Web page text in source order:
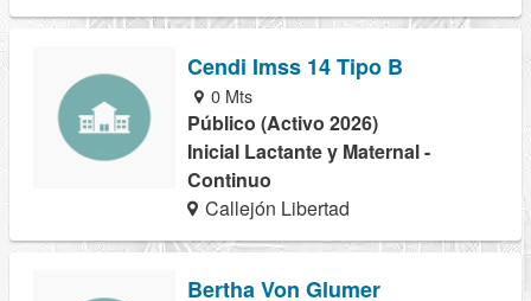
Cendi Imss 14 Tipo B
0 Mts
Público (Activo 2026)
Inicial Lactante y Maternal -
Continuo
Callejón Libertad
Bertha Von Glumer